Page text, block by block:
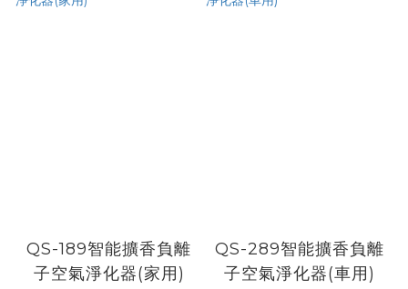
QS-189智能擴香負離
子空氣淨化器(家用)
QS-289智能擴香負離
子空氣淨化器(車用)